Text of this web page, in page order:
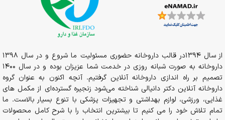
از سال 1394در قالب داروخانه حضوری مسئولیت ما شروع و در سال 1398
داروخانه به صورت شبانه روزی در خدمت شما عزیزان بوده و در سال 1400
تصمیم بر راه اندازی داروخانه آنلاین گرفتیم. آنچه اکنون به عنوان گروه
داروخانه آنلاین دکتر دانیالی شناخته می‌شود زنجیره گسترده‌ای از مکمل های
غذایی، ورزشی، لوازم بهداشتی و تجهیزات پزشکی با تنوع بسیار بالاست. ما
تمام تلاش خود را می کنیم تا بیشترین انتخاب را با شرح کامل محصولات